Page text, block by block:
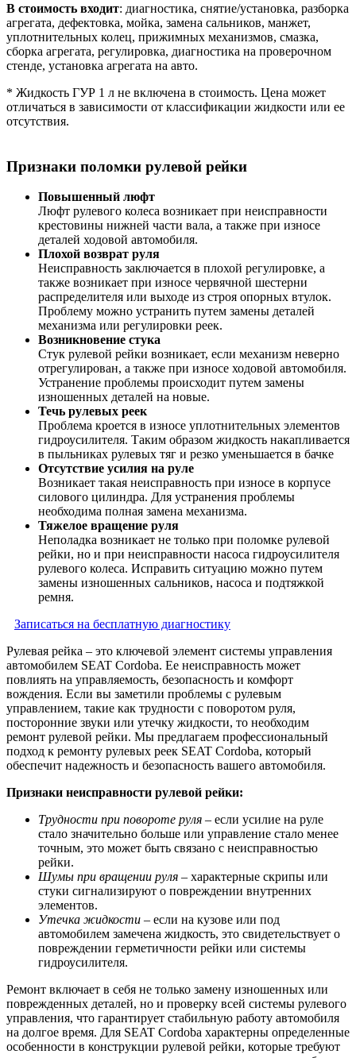
В стоимость входит: диагностика, снятие/установка, разборка
агрегата, дефектовка, мойка, замена сальников, манжет,
уплотнительных колец, прижимных механизмов, смазка,
сборка агрегата, регулировка, диагностика на проверочном
стенде, установка агрегата на авто.
* Жидкость ГУР 1 л не включена в стоимость. Цена может
отличаться в зависимости от классификации жидкости или ее
отсутствия.
Признаки поломки рулевой рейки
Повышенный люфт
Люфт рулевого колеса возникает при неисправности
крестовины нижней части вала, а также при износе
деталей ходовой автомобиля.
Плохой возврат руля
Неисправность заключается в плохой регулировке, а
также возникает при износе червячной шестерни
распределителя или выходе из строя опорных втулок.
Проблему можно устранить путем замены деталей
механизма или регулировки реек.
Возникновение стука
Стук рулевой рейки возникает, если механизм неверно
отрегулирован, а также при износе ходовой автомобиля.
Устранение проблемы происходит путем замены
изношенных деталей на новые.
Течь рулевых реек
Проблема кроется в износе уплотнительных элементов
гидроусилителя. Таким образом жидкость накапливается
в пыльниках рулевых тяг и резко уменьшается в бачке
Отсутствие усилия на руле
Возникает такая неисправность при износе в корпусе
силового цилиндра. Для устранения проблемы
необходима полная замена механизма.
Тяжелое вращение руля
Неполадка возникает не только при поломке рулевой
рейки, но и при неисправности насоса гидроусилителя
рулевого колеса. Исправить ситуацию можно путем
замены изношенных сальников, насоса и подтяжкой
ремня.
Записаться на бесплатную диагностику
Рулевая рейка – это ключевой элемент системы управления
автомобилем SEAT Cordoba. Ее неисправность может
повлиять на управляемость, безопасность и комфорт
вождения. Если вы заметили проблемы с рулевым
управлением, такие как трудности с поворотом руля,
посторонние звуки или утечку жидкости, то необходим
ремонт рулевой рейки. Мы предлагаем профессиональный
подход к ремонту рулевых реек SEAT Cordoba, который
обеспечит надежность и безопасность вашего автомобиля.
Признаки неисправности рулевой рейки:
Трудности при повороте руля – если усилие на руле
стало значительно больше или управление стало менее
точным, это может быть связано с неисправностью
рейки.
Шумы при вращении руля – характерные скрипы или
стуки сигнализируют о повреждении внутренних
элементов.
Утечка жидкости – если на кузове или под
автомобилем замечена жидкость, это свидетельствует о
повреждении герметичности рейки или системы
гидроусилителя.
Ремонт включает в себя не только замену изношенных или
поврежденных деталей, но и проверку всей системы рулевого
управления, что гарантирует стабильную работу автомобиля
на долгое время. Для SEAT Cordoba характерны определенные
особенности в конструкции рулевой рейки, которые требуют